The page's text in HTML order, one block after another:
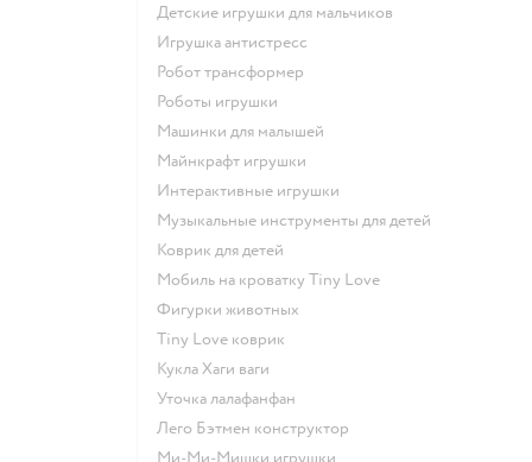
Детские игрушки для мальчиков
Игрушка антистресс
Робот трансформер
Роботы игрушки
Машинки для малышей
Майнкрафт игрушки
Интерактивные игрушки
Музыкальные инструменты для детей
Коврик для детей
Мобиль на кроватку Tiny Love
Фигурки животных
Tiny Love коврик
Кукла Хаги ваги
Уточка лалафанфан
Лего Бэтмен конструктор
Ми-Ми-Мишки игрушки